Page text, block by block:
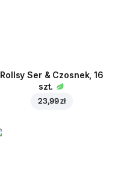
Rollsy Ser & Czosnek, 16
szt.
23,99 zł